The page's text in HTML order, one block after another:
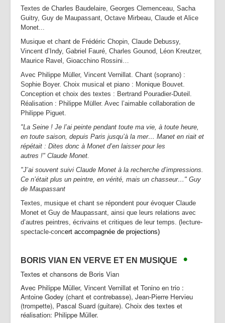
Textes de Charles Baudelaire, Georges Clemenceau, Sacha
Guitry, Guy de Maupassant, Octave Mirbeau, Claude et Alice
Monet...
Musique et chant de Frédéric Chopin, Claude Debussy,
Vincent d’Indy, Gabriel Fauré, Charles Gounod, Léon Kreutzer,
Maurice Ravel, Gioacchino Rossini…
Avec Philippe Müller, Vincent Vernillat. Chant (soprano) :
Sophie Boyer. Choix musical et piano : Monique Bouvet.
Conception et choix des textes : Bertrand Pouradier-Duteil.
Réalisation : Philippe Müller. Avec l’aimable collaboration de
Philippe Piguet.
"La Seine ! Je l’ai peinte pendant toute ma vie, à toute heure,
en toute saison, depuis Paris jusqu’à la mer… Manet en riait et
répétait : Dites donc à Monet d’en laisser pour les
autres !" Claude Monet.
"J’ai souvent suivi Claude Monet à la recherche d’impressions.
Ce n’était plus un peintre, en vérité, mais un chasseur…" Guy
de Maupassant
Textes, musique et chant se répondent pour évoquer Claude
Monet et Guy de Maupassant, ainsi que leurs relations avec
d’autres peintres, écrivains et critiques de leur temps. (lecture-
spectacle-concert accompagnée de projections)
BORIS VIAN EN VERVE ET EN MUSIQUE •
Textes et chansons de Boris Vian
Avec Philippe Müller, Vincent Vernillat et Tonino en trio :
Antoine Godey (chant et contrebasse), Jean-Pierre Hervieu
(trompette), Pascal Suard (guitare). Choix des textes et
réalisation: Philippe Müller.